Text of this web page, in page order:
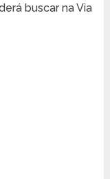
buscar na Via